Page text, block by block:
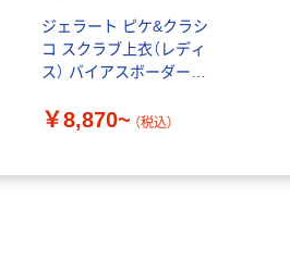
ジェラート ピケ&クラシ
コ スクラブ上衣（レディ
ス） バイアスボーダース
￥8,870~ （税込）